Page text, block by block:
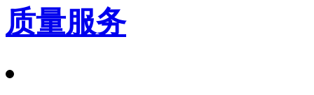
质量服务